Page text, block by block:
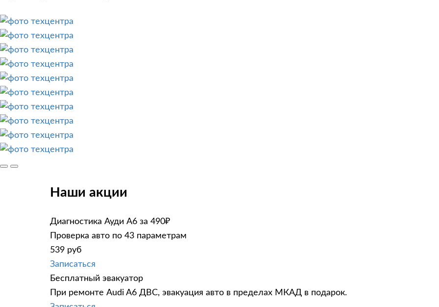
Наши акции
Диагностика Ауди А6 за 490₽
Проверка авто по 43 параметрам
539 руб
Записаться
Бесплатный эвакуатор
При ремонте Audi A6 ДВС, эвакуация авто в пределах МКАД в подарок.